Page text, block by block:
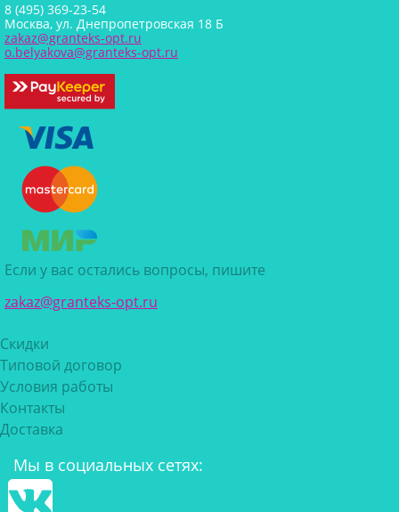
8 (495) 369-23-54
Москва, ул. Днепропетровская 18 Б
zakaz@granteks-opt.ru
o.belyakova@granteks-opt.ru
Если у вас остались вопросы, пишите
zakaz@granteks-opt.ru
Скидки
Типовой договор
Условия работы
Контакты
Доставка
Мы в социальных сетях: